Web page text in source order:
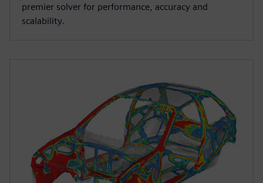
premier solver for performance, accuracy and
scalability.